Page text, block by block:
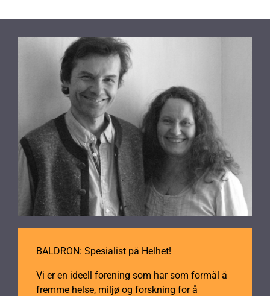
BALDRON: Spesialist på Helhet!
Vi er en ideell forening som har som formål å
fremme helse, miljø og forskning for å